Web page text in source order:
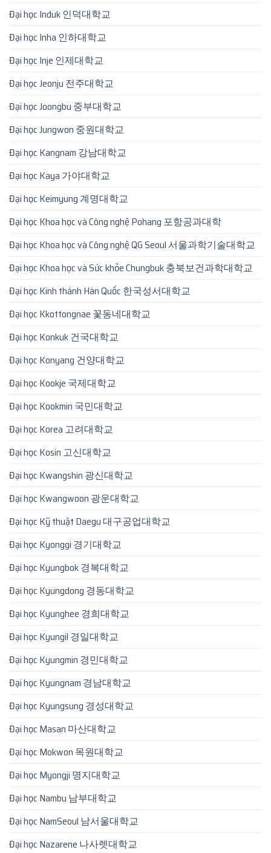
Đại học Induk 인덕대학교
Đại học Inha 인하대학교
Đại học Inje 인제대학교
Đại học Jeonju 전주대학교
Đại học Joongbu 중부대학교
Đại học Jungwon 중원대학교
Đại học Kangnam 강남대학교
Đại học Kaya 가야대학교
Đại học Keimyung 계명대학교
Đại học Khoa học và Công nghệ Pohang 포항공과대학
Đại học Khoa học và Công nghệ QG Seoul 서울과학기술대학교
Đại học Khoa học và Sức khỏe Chungbuk 충북보건과학대학교
Đại học Kinh thánh Hàn Quốc 한국성서대학교
Đại học Kkottongnae 꽃동네대학교
Đại học Konkuk 건국대학교
Đại học Konyang 건양대학교
Đại học Kookje 국제대학교
Đại học Kookmin 국민대학교
Đại học Korea 고려대학교
Đại học Kosin 고신대학교
Đại học Kwangshin 광신대학교
Đại học Kwangwoon 광운대학교
Đại học Kỹ thuật Daegu 대구공업대학교
Đại học Kyonggi 경기대학교
Đại học Kyungbok 경복대학교
Đại học Kyungdong 경동대학교
Đại học Kyunghee 경희대학교
Đại học Kyungil 경일대학교
Đại học Kyungmin 경민대학교
Đại học Kyungnam 경남대학교
Đại học Kyungsung 경성대학교
Đại học Masan 마산대학교
Đại học Mokwon 목원대학교
Đại học Myongji 명지대학교
Đại học Nambu 남부대학교
Đại học NamSeoul 남서울대학교
Đại học Nazarene 나사렛대학교